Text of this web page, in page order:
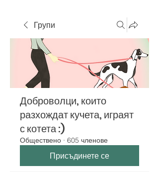
Групи
Доброволци, които
разхождат кучета, играят
с котета :)
Обществено · 605 членове
Присъдинете се